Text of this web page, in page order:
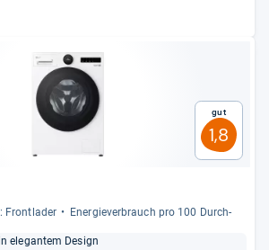
Gut
1,8
Front­la­der
Ener­gie­ver­brauch pro 100 Durch­
ele­gan­tem Design